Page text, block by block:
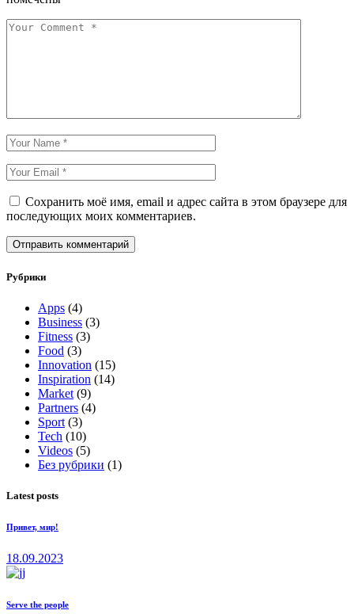
Сохранить моё имя, email и адрес сайта в этом браузере для
последующих моих комментариев.
Отправить комментарий
Рубрики
Apps (4)
Business (3)
Fitness (3)
Food (3)
Innovation (15)
Inspiration (14)
Market (9)
Partners (4)
Sport (3)
Tech (10)
Videos (5)
Без рубрики (1)
Latest posts
Привет, мир!
18.09.2023
Serve the people